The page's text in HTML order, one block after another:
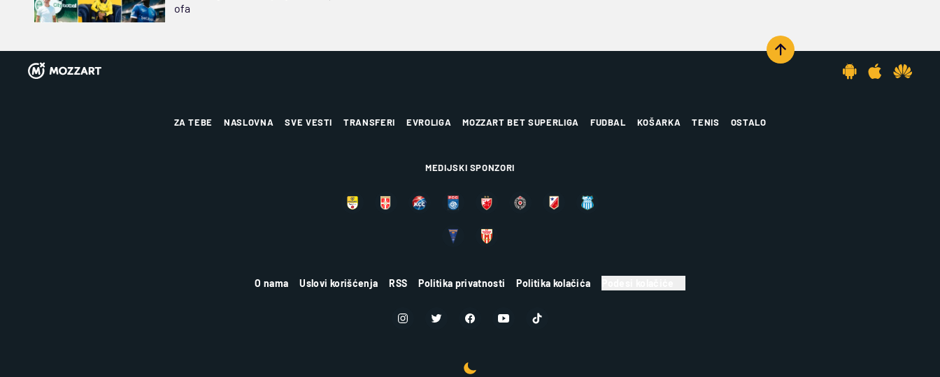
ofa
ZA TEBE NASLOVNA SVE VESTI TRANSFERI EVROLIGA MOZZART BET SUPERLIGA FUDBAL KOŠARKA TENIS OSTALO
MEDIJSKI SPONZORI
O nama Uslovi korišćenja RSS Politika privatnosti Politika kolačića